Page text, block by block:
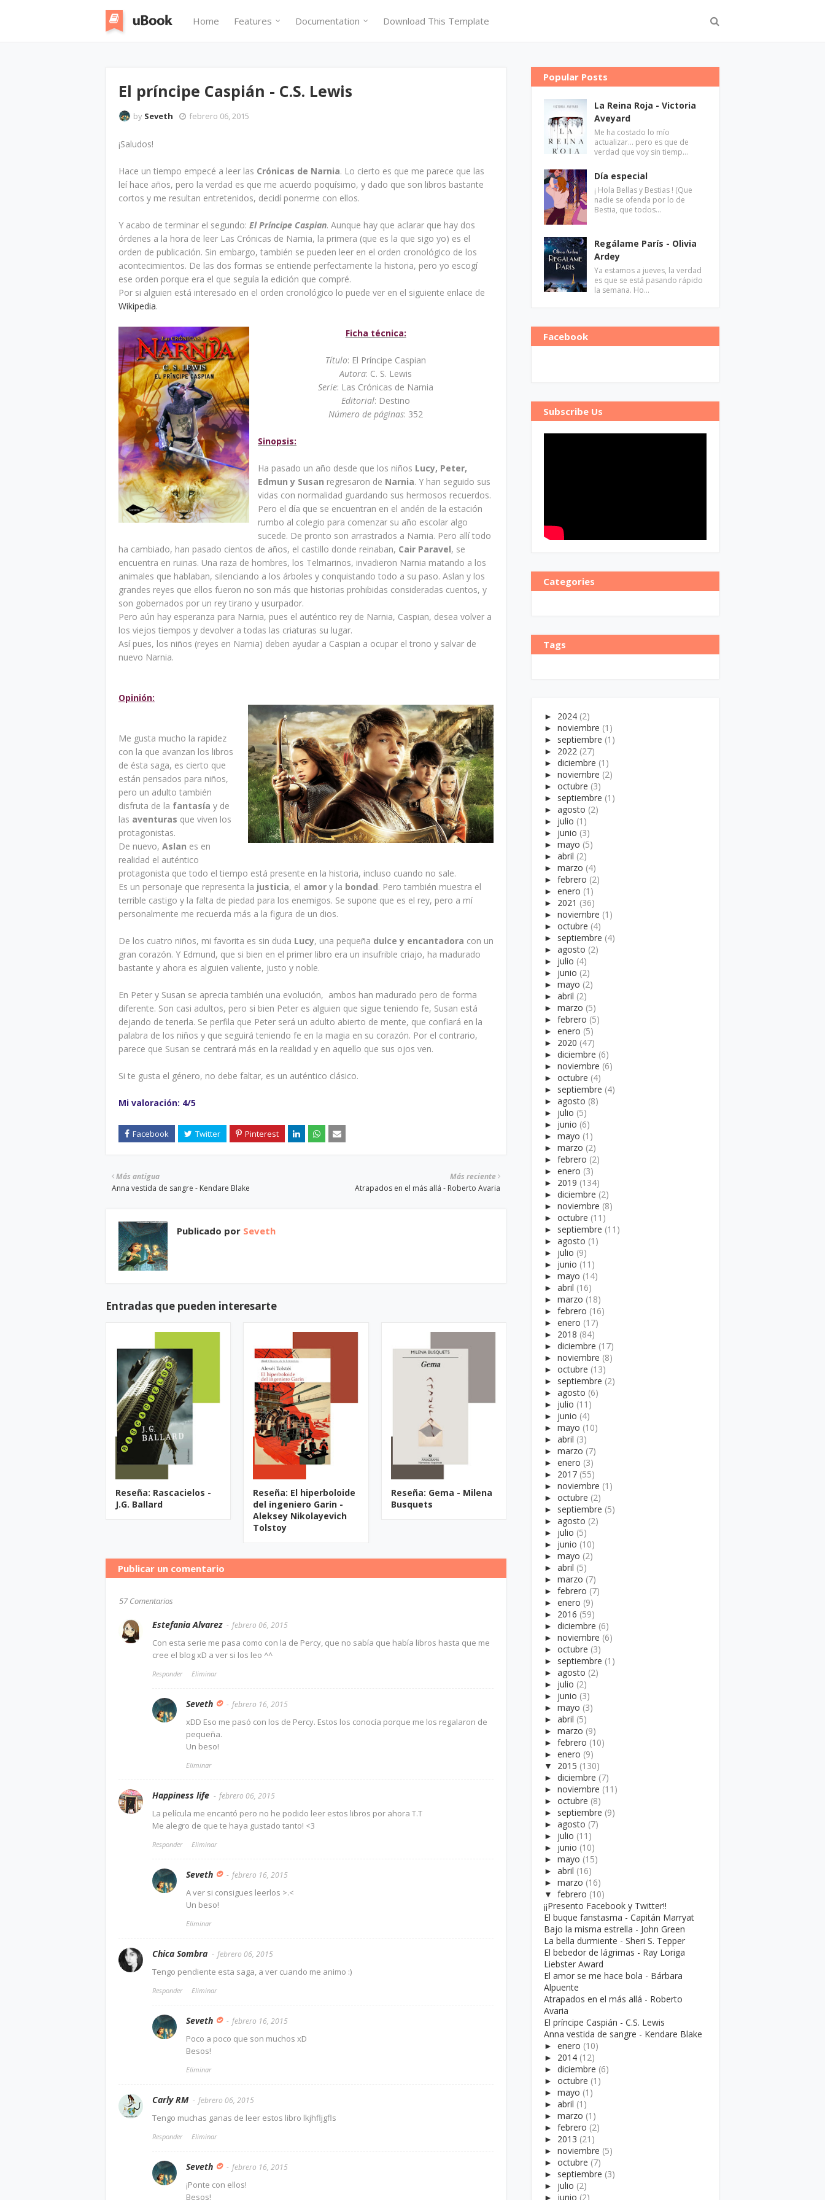
Home Features Documentation Download This Template
El príncipe Caspián - C.S. Lewis
by Seveth febrero 06, 2015
¡Saludos!
Hace un tiempo empecé a leer las Crónicas de Narnia. Lo cierto es que me parece que las
leí hace años, pero la verdad es que me acuerdo poquísimo, y dado que son libros bastante
cortos y me resultan entretenidos, decidí ponerme con ellos.
Y acabo de terminar el segundo: El Príncipe Caspian. Aunque hay que aclarar que hay dos
órdenes a la hora de leer Las Crónicas de Narnia, la primera (que es la que sigo yo) es el
orden de publicación. Sin embargo, también se pueden leer en el orden cronológico de los
acontecimientos. De las dos formas se entiende perfectamente la historia, pero yo escogí
ese orden porque era el que seguía la edición que compré.
Por si alguien está interesado en el orden cronológico lo puede ver en el siguiente enlace de
Wikipedia.
Ficha técnica:
Título: El Príncipe Caspian
Autora: C. S. Lewis
Serie: Las Crónicas de Narnia
Editorial: Destino
Número de páginas: 352
Sinopsis:
Ha pasado un año desde que los niños Lucy, Peter,
Edmun y Susan regresaron de Narnia. Y han seguido sus
vidas con normalidad guardando sus hermosos recuerdos.
Pero el día que se encuentran en el andén de la estación
rumbo al colegio para comenzar su año escolar algo
sucede. De pronto son arrastrados a Narnia. Pero allí todo
ha cambiado, han pasado cientos de años, el castillo donde reinaban, Cair Paravel, se
encuentra en ruinas. Una raza de hombres, los Telmarinos, invadieron Narnia matando a los
animales que hablaban, silenciando a los árboles y conquistando todo a su paso. Aslan y los
grandes reyes que ellos fueron no son más que historias prohibidas consideradas cuentos, y
son gobernados por un rey tirano y usurpador.
Pero aún hay esperanza para Narnia, pues el auténtico rey de Narnia, Caspian, desea volver a
los viejos tiempos y devolver a todas las criaturas su lugar.
Así pues, los niños (reyes en Narnia) deben ayudar a Caspian a ocupar el trono y salvar de
nuevo Narnia.
Opinión:
Me gusta mucho la rapidez
con la que avanzan los libros
de ésta saga, es cierto que
están pensados para niños,
pero un adulto también
disfruta de la fantasía y de
las aventuras que viven los
protagonistas.
De nuevo, Aslan es en
realidad el auténtico
protagonista que todo el tiempo está presente en la historia, incluso cuando no sale.
Es un personaje que representa la justicia, el amor y la bondad. Pero también muestra el
terrible castigo y la falta de piedad para los enemigos. Se supone que es el rey, pero a mí
personalmente me recuerda más a la figura de un dios.
De los cuatro niños, mi favorita es sin duda Lucy, una pequeña dulce y encantadora con un
gran corazón. Y Edmund, que si bien en el primer libro era un insufrible criajo, ha madurado
bastante y ahora es alguien valiente, justo y noble.
En Peter y Susan se aprecia también una evolución, ambos han madurado pero de forma
diferente. Son casi adultos, pero si bien Peter es alguien que sigue teniendo fe, Susan está
dejando de tenerla. Se perfila que Peter será un adulto abierto de mente, que confiará en la
palabra de los niños y que seguirá teniendo fe en la magia en su corazón. Por el contrario,
parece que Susan se centrará más en la realidad y en aquello que sus ojos ven.
Si te gusta el género, no debe faltar, es un auténtico clásico.
Mi valoración: 4/5
Más reciente
Atrapados en el más allá - Roberto Avaria
Más antigua
Anna vestida de sangre - Kendare Blake
Publicado por Seveth
Entradas que pueden interesarte
Reseña: Rascacielos -
J.G. Ballard
Reseña: El hiperboloide
del ingeniero Garin -
Aleksey Nikolayevich
Tolstoy
Reseña: Gema - Milena
Busquets
Publicar un comentario
57 Comentarios
Estefania Alvarez febrero 06, 2015
Con esta serie me pasa como con la de Percy, que no sabía que había libros hasta que me
cree el blog xD a ver si los leo ^^
Responder Eliminar
Seveth febrero 16, 2015
xDD Eso me pasó con los de Percy. Estos los conocía porque me los regalaron de
pequeña.
Un beso!
Eliminar
Happiness life febrero 06, 2015
La película me encantó pero no he podido leer estos libros por ahora T.T
Me alegro de que te haya gustado tanto! <3
Responder Eliminar
Seveth febrero 16, 2015
A ver si consigues leerlos >.<
Un beso!
Eliminar
Chica Sombra febrero 06, 2015
Tengo pendiente esta saga, a ver cuando me animo :)
Responder Eliminar
Seveth febrero 16, 2015
Poco a poco que son muchos xD
Besos!
Eliminar
Carly RM febrero 06, 2015
Tengo muchas ganas de leer estos libro lkjhfljgfls
Responder Eliminar
Seveth febrero 16, 2015
¡Ponte con ellos!
Besos!
Popular Posts
La Reina Roja - Victoria
Aveyard
Me ha costado lo mío
actualizar... pero es que de
verdad que voy sin tiemp…
Día especial
¡ Hola Bellas y Bestias ! (Que
nadie se ofenda por lo de
Bestia, que todos…
Regálame París - Olivia
Ardey
Ya estamos a jueves, la verdad
es que se está pasando rápido
la semana. Ho…
Facebook
Subscribe Us
Categories
Tags
► 2024 (2)
►noviembre (1)
► septiembre (1)
► 2022 (27)
►diciembre (1)
►noviembre (2)
►octubre (3)
► septiembre (1)
►agosto (2)
► julio (1)
► junio (3)
►mayo (5)
►abril (2)
►marzo (4)
►febrero (2)
►enero (1)
► 2021 (36)
►noviembre (1)
►octubre (4)
► septiembre (4)
►agosto (2)
► julio (4)
► junio (2)
►mayo (2)
►abril (2)
►marzo (5)
►febrero (5)
►enero (5)
► 2020 (47)
►diciembre (6)
►noviembre (6)
►octubre (4)
► septiembre (4)
►agosto (8)
► julio (5)
► junio (6)
►mayo (1)
►marzo (2)
►febrero (2)
►enero (3)
► 2019 (134)
►diciembre (2)
►noviembre (8)
►octubre (11)
► septiembre (11)
►agosto (1)
► julio (9)
► junio (11)
►mayo (14)
►abril (16)
►marzo (18)
►febrero (16)
►enero (17)
► 2018 (84)
►diciembre (17)
►noviembre (8)
►octubre (13)
► septiembre (2)
►agosto (6)
► julio (11)
► junio (4)
►mayo (10)
►abril (3)
►marzo (7)
►enero (3)
► 2017 (55)
►noviembre (1)
►octubre (2)
► septiembre (5)
►agosto (2)
► julio (5)
► junio (10)
►mayo (2)
►abril (5)
►marzo (7)
►febrero (7)
►enero (9)
► 2016 (59)
►diciembre (6)
►noviembre (6)
►octubre (3)
► septiembre (1)
►agosto (2)
► julio (2)
► junio (3)
►mayo (3)
►abril (5)
►marzo (9)
►febrero (10)
►enero (9)
▼
2015 (130)
►diciembre (7)
►noviembre (11)
►octubre (8)
► septiembre (9)
►agosto (7)
► julio (11)
► junio (10)
►mayo (15)
►abril (16)
►marzo (16)
▼ febrero (10)
¡¡Presento Facebook y Twitter!!
El buque fanstasma - Capitán Marryat
Bajo la misma estrella - John Green
La bella durmiente - Sheri S. Tepper
El bebedor de lágrimas - Ray Loriga
Liebster Award
El amor se me hace bola - Bárbara
Alpuente
Atrapados en el más allá - Roberto
Avaria
El príncipe Caspián - C.S. Lewis
Anna vestida de sangre - Kendare Blake
►enero (10)
► 2014 (12)
►diciembre (6)
►octubre (1)
►mayo (1)
►abril (1)
►marzo (1)
►febrero (2)
► 2013 (21)
►noviembre (5)
►octubre (7)
► septiembre (3)
► julio (2)
► junio (2)